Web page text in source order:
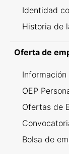
Identidad
Historia de
Oferta de
Información
OEP
Ofertas de
Bolsa de